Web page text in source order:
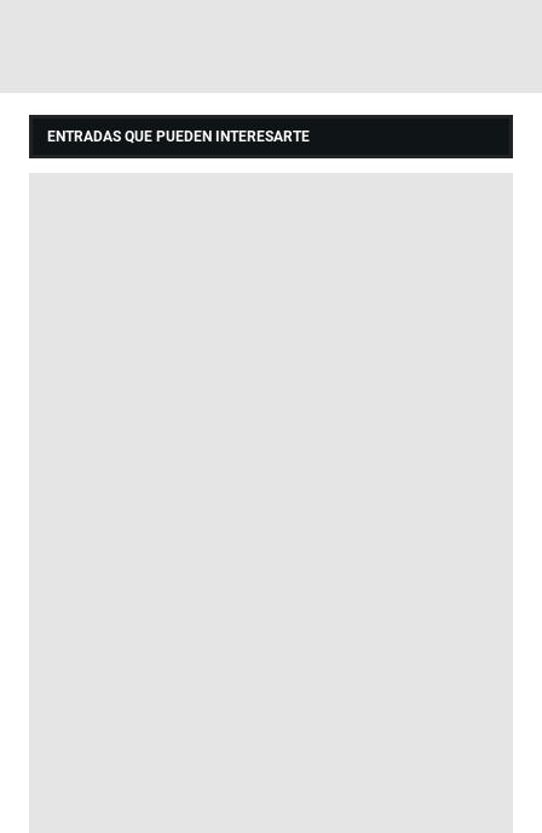
ENTRADAS QUE PUEDEN INTERESARTE